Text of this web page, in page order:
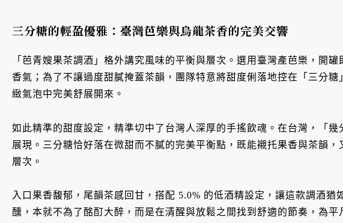
三分糖的輕盈優雅：臺灣芭樂與烏龍茶香的完美交響
「芭青嫂果茶調酒」格外講究風味的平衡與層次。選用臺灣產芭樂，開
香氣；為了不讓過度甜膩掩蓋茶韻，團隊特意將甜度俐落地控在「三分糖
緻氣泡中完美舒展開來。
如此精準的甜度設定，精準切中了台灣人深厚的手搖飲魂。在台灣，「幾
展現。三分糖恰好落在微甜而不膩的完美平衡點，既能襯托果香與茶韻，
層次。
入口果香馥郁，尾韻茶感回甘，搭配 5.0% 的低酒精設定，讓這款調酒猶
醺，本就不為了酩酊大醉，而是在清醒與放鬆之間找到舒適的節奏，為平